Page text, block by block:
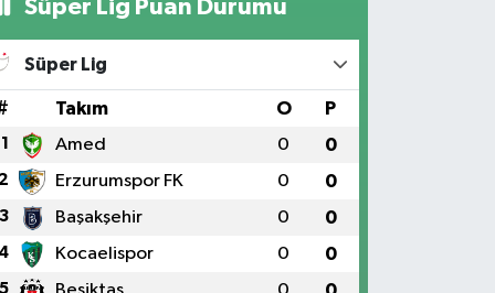
Süper Lig Puan Durumu
Süper Lig
Takım O P
1 Amed 0 0
Erzurumspor FK 0 0
3 Başakşehir 0 0
Kocaelispor 0 0
5